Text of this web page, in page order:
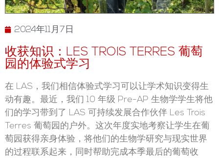
2024年11月7日
收获知识：LES TROIS TERRES 葡萄
园的体验式学习
在 LAS，我们相信体验式学习可以让学术知识变得生
动有趣。最近，我们 10 年级 Pre-AP 生物学学生将他
们的学习带到了 LAS 可持续发展合作伙伴 Les Trois
Terres 葡萄园的户外。这次年度实地考察让学生在葡
萄园获得亲身体验，将他们的生物学研究与现实世界
的过程联系起来，同时帮助完成本季最后的葡萄收